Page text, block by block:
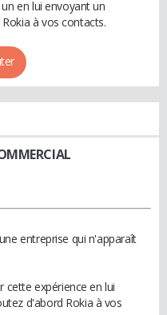
en lui envoyant un
à vos contacts.
entreprise qui n'apparaît
cette expérience en lui
d'abord Rokia à vos